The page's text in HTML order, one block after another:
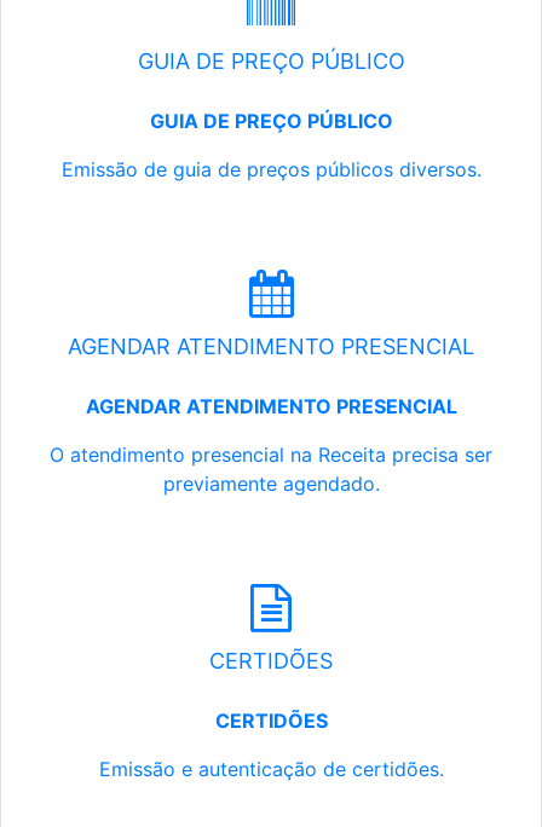
GUIA DE PREÇO PÚBLICO
GUIA DE PREÇO PÚBLICO
Emissão de guia de preços públicos diversos.
AGENDAR ATENDIMENTO PRESENCIAL
AGENDAR ATENDIMENTO PRESENCIAL
O atendimento presencial na Receita precisa ser
previamente agendado.
CERTIDÕES
CERTIDÕES
Emissão e autenticação de certidões.